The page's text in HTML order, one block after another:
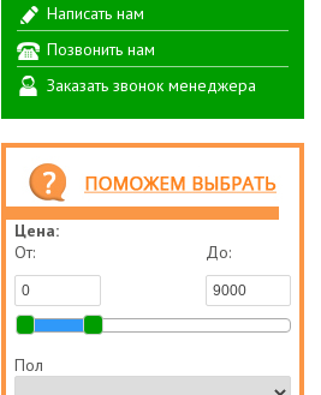
Написать нам
Позвонить нам
Заказать звонок менеджера
Цена:
От:
До:
Пол